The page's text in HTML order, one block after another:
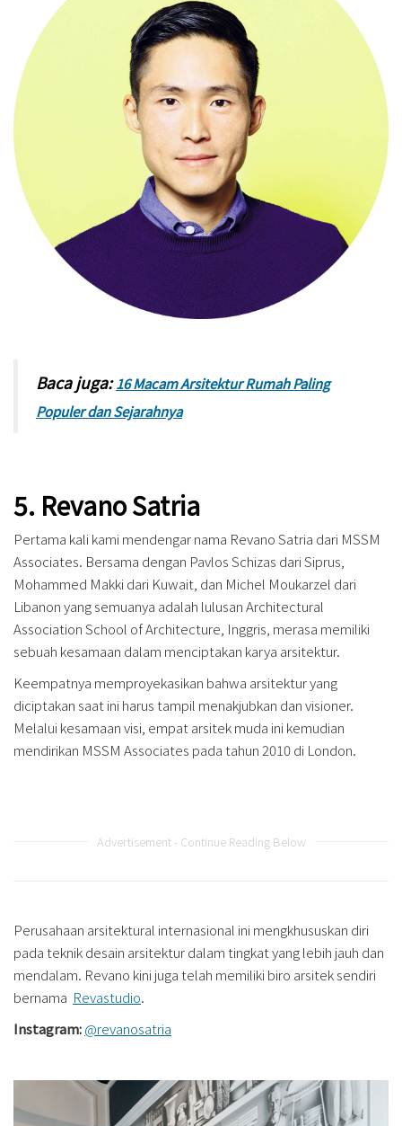
Baca juga:16 Macam Arsitektur Rumah Paling
Populer dan Sejarahnya
5. Revano Satria
Pertama kali kami mendengar nama Revano Satria dari MSSM
Associates. Bersama dengan Pavlos Schizas dari Siprus,
Mohammed Makki dari Kuwait, dan Michel Moukarzel dari
Libanon yang semuanya adalah lulusan Architectural
Association School of Architecture, Inggris, merasa memiliki
sebuah kesamaan dalam menciptakan karya arsitektur.
Keempatnya memproyekasikan bahwa arsitektur yang
diciptakan saat ini harus tampil menakjubkan dan visioner.
Melalui kesamaan visi, empat arsitek muda ini kemudian
mendirikan MSSM Associates pada tahun 2010 di London.
Advertisement - Continue Reading Below
Perusahaan arsitektural internasional ini mengkhususkan diri
pada teknik desain arsitektur dalam tingkat yang lebih jauh dan
mendalam. Revano kini juga telah memiliki biro arsitek sendiri
bernama Revastudio.
Instagram:@revanosatria